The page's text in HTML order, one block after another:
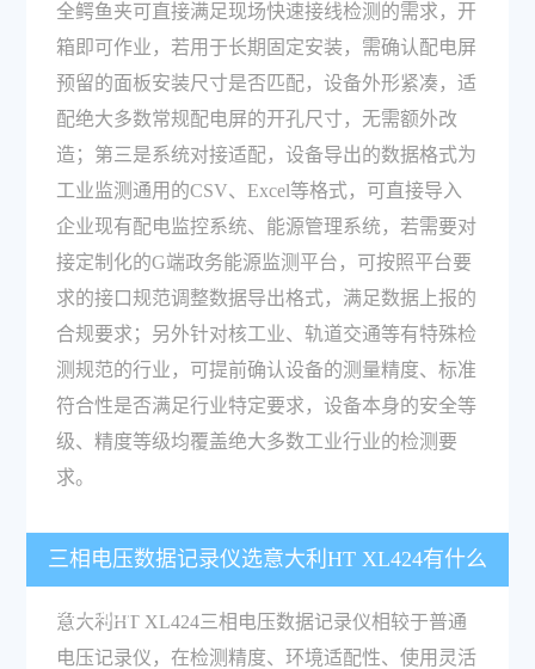
全鳄鱼夹可直接满足现场快速接线检测的需求，开
箱即可作业，若用于长期固定安装，需确认配电屏
预留的面板安装尺寸是否匹配，设备外形紧凑，适
配绝大多数常规配电屏的开孔尺寸，无需额外改
造；第三是系统对接适配，设备导出的数据格式为
工业监测通用的CSV、Excel等格式，可直接导入
企业现有配电监控系统、能源管理系统，若需要对
接定制化的G端政务能源监测平台，可按照平台要
求的接口规范调整数据导出格式，满足数据上报的
合规要求；另外针对核工业、轨道交通等有特殊检
测规范的行业，可提前确认设备的测量精度、标准
符合性是否满足行业特定要求，设备本身的安全等
级、精度等级均覆盖绝大多数工业行业的检测要
求。
三相电压数据记录仪选意大利HT XL424有什么
核心优势？
意大利HT XL424三相电压数据记录仪相较于普通
电压记录仪，在检测精度、环境适配性、使用灵活